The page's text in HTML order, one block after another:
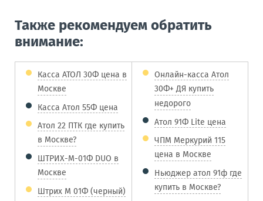
Также рекомендуем обратить
внимание:
Касса АТОЛ 30Ф цена в
Москве
Касса Атол 55Ф цена
Атол 22 ПТК где купить
в Москве?
ШТРИХ-М-01Ф DUO в
Москве
Штрих М 01Ф (черный)
Онлайн-касса Атол
30Ф+ ДЯ купить
недорого
Атол 91Ф Lite цена
ЧПМ Меркурий 115
цена в Москве
Ньюджер атол 91ф где
купить в Москве?